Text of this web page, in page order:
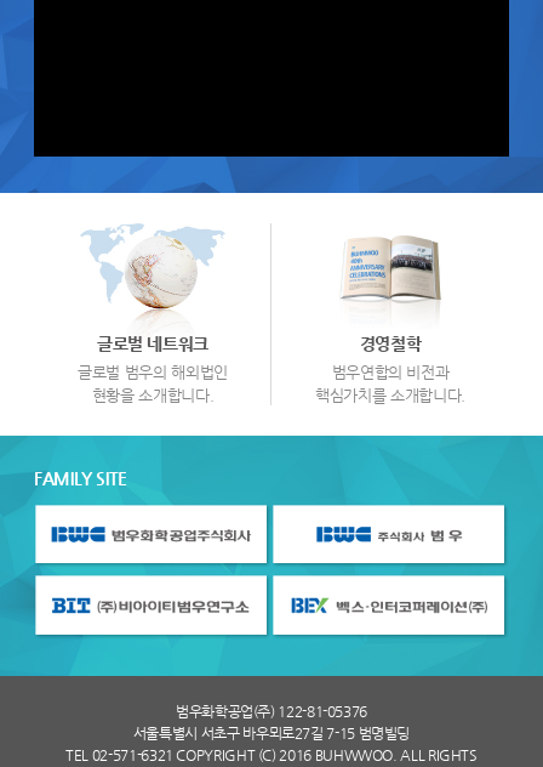
글로벌 네트워크
글로벌 범우의 해외법인
현황을 소개합니다.
경영철학
범우연합의 비전과
핵심가치를 소개합니다.
FAMILY SITE
범우화학공업(주) 122-81-05376
서울특별시 서초구 바우뫼로27길 7-15 범명빌딩
TEL 02-571-6321 COPYRIGHT (C) 2016 BUHWWOO. ALL RIGHTS